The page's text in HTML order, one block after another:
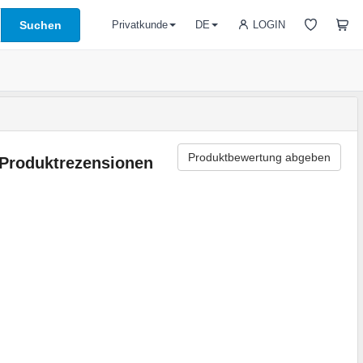
Suchen LOGIN
Privatkunde DE
Produktrezensionen Produktbewertung abgeben